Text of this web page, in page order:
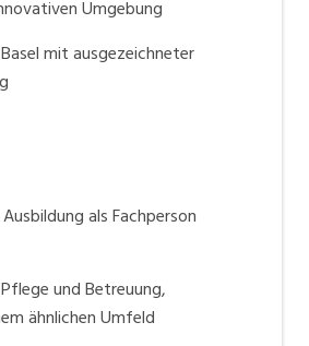
Umgebung
mit ausgezeichneter
als Fachperson
und Betreuung,
ähnlichen Umfeld